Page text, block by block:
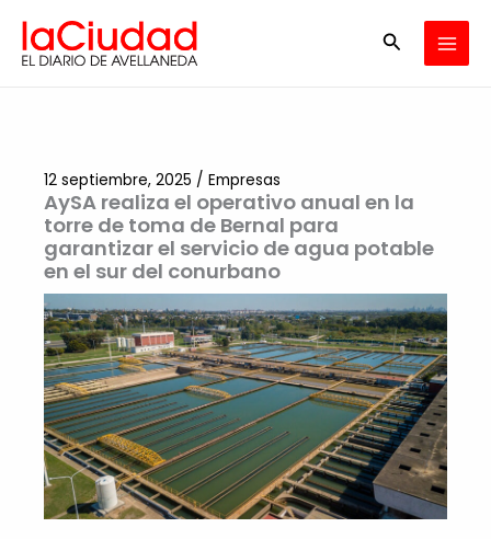
contenido
Buscar
AySA realiza el operativo anual en la
torre de toma de Bernal para
garantizar el servicio de agua potable
en el sur del conurbano
12 septiembre, 2025 / Empresas